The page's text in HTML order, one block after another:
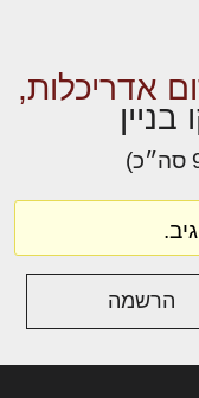
אדריכלות,
הרשמה